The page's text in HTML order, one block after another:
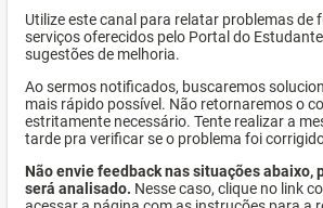
Utilize este canal para relatar problemas de
serviços oferecidos pelo Portal do
sugestões de melhoria.
Ao sermos notificados, buscaremos
mais rápido possível. Não retornaremos o
estritamente necessário. Tente realizar a
tarde pra verificar se o problema foi
Não envie feedback nas situações abaixo,
será analisado. Nesse caso, clique no link